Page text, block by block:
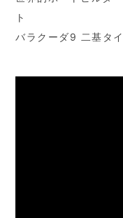
ト
バラクーダ9 二基タ